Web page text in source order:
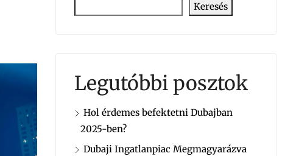
Keresés
Legutóbbi posztok
Hol érdemes befektetni Dubajban
2025-ben?
Dubaji Ingatlanpiac Megmagyarázva